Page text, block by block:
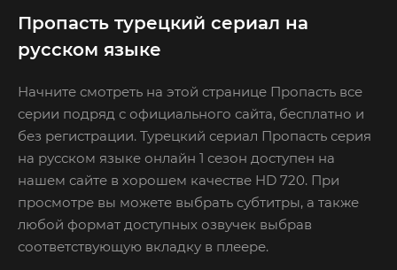
Пропасть турецкий сериал на
русском языке
Начните смотреть на этой странице Пропасть все
серии подряд с официального сайта, бесплатно и
без регистрации. Турецкий сериал Пропасть серия
на русском языке онлайн 1 сезон доступен на
нашем сайте в хорошем качестве HD 720. При
просмотре вы можете выбрать субтитры, а также
любой формат доступных озвучек выбрав
соответствующую вкладку в плеере.